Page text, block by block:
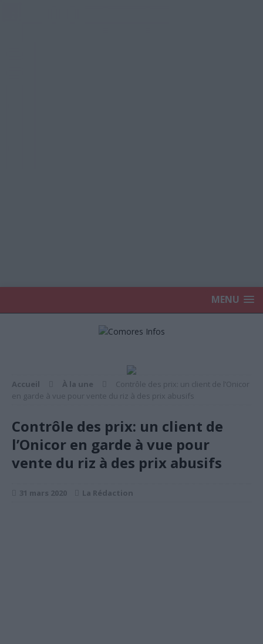
MENU
Accueil À la une
Contrôle des prix: un client de l’Onicor
en garde à vue pour vente du riz à des prix abusifs
Contrôle des prix: un client de
l’Onicor en garde à vue pour
vente du riz à des prix abusifs
31 mars 2020 La Rédaction